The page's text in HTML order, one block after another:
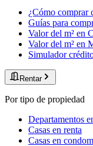
¿Cómo comprar
Guías para
Valor del m² en
Valor del m² en
Simulador
Rentar
Por tipo de propiedad
Departamentos
Casas en renta
Casas en